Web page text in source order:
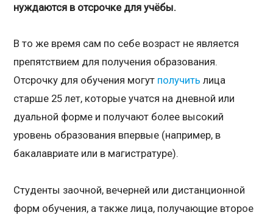
нуждаются в отсрочке для учёбы.
В то же время сам по себе возраст не является
препятствием для получения образования.
Отсрочку для обучения могут получить лица
старше 25 лет, которые учатся на дневной или
дуальной форме и получают более высокий
уровень образования впервые (например, в
бакалавриате или в магистратуре).
Студенты заочной, вечерней или дистанционной
форм обучения, а также лица, получающие второе